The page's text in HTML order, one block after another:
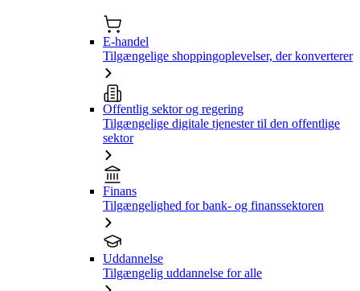
E-handel
Tilgængelige shoppingoplevelser, der konverterer
Offentlig sektor og regering
Tilgængelige digitale tjenester til den offentlige
sektor
Finans
Tilgængelighed for bank- og finanssektoren
Uddannelse
Tilgængelig uddannelse for alle